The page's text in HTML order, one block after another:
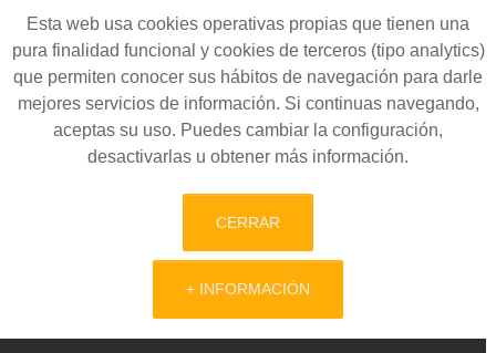
Esta web usa cookies operativas propias que tienen una
pura finalidad funcional y cookies de terceros (tipo analytics)
que permiten conocer sus hábitos de navegación para darle
mejores servicios de información. Si continuas navegando,
aceptas su uso. Puedes cambiar la configuración,
desactivarlas u obtener más información.
CERRAR
+ INFORMACIÓN